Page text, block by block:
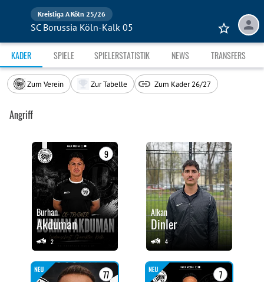
Kreisliga A Köln 25/26
SC Borussia Köln-Kalk 05
KADER SPIELE SPIELERSTATISTIK NEWS TRANSFERS
Zum Verein Zur Tabelle Zum Kader 26/27
Angriff
9
Burhan
Akduman
2
Alkan
Dinler
4
77 7